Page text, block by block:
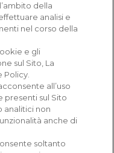
Campus
della
analisi e
nel corso della
e gli
sul Sito, La
Policy.
all’uso
sul Sito
analitici non
anche di
soltanto